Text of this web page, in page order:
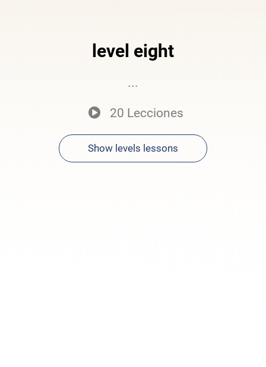
level eight
...
20 Lecciones
Show levels lessons